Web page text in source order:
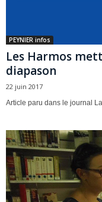
PEYNIER infos
Les Harmos
diapason
22 juin 2017
Article paru dans le journal